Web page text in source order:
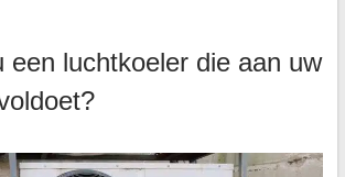
een luchtkoeler die aan uw